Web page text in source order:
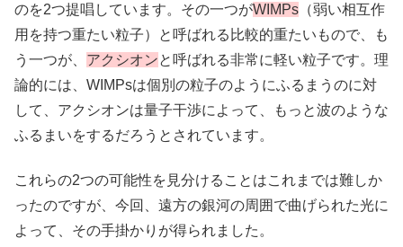
のを2つ提唱しています。その一つがWIMPs （弱い相互作
用を持つ重たい粒子）と呼ばれる比較的重たいもので、も
う一つが、 アクシオンと呼ばれる非常に軽い粒子です。理
論的には、WIMPsは個別の粒子のようにふるまうのに対
して、アクシオンは量子干渉によって、もっと波のような
ふるまいをするだろうとされています。
これらの2つの可能性を見分けることはこれまでは難しか
ったのですが、今回、遠方の銀河の周囲で曲げられた光に
よって、その手掛かりが得られました。